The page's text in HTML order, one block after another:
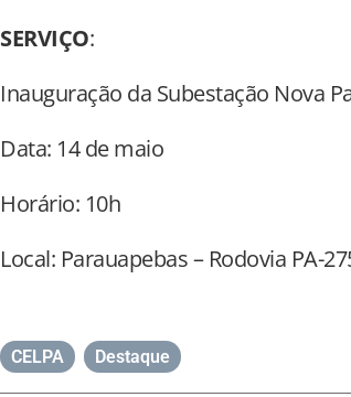
SERVIÇO:
Inauguração da Subestação Nova
Data: 14 de maio
Horário: 10h
Local: Parauapebas – Rodovia PA-
CELPA Destaque